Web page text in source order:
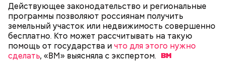
Действующее законодательство и региональные
программы позволяют россиянам получить
земельный участок или недвижимость совершенно
бесплатно. Кто может рассчитывать на такую
помощь от государства ичто для этого нужно
сделать, «ВМ» выясняла с экспертом.
— Кабачки, порезанные кубиками, нужно легко
обжарить на сковороде. К ним добавляются зелень
петрушки, чеснок, соль и оливковое масло.
Получается очень вкусно, — поделился рецептом
Копылов.